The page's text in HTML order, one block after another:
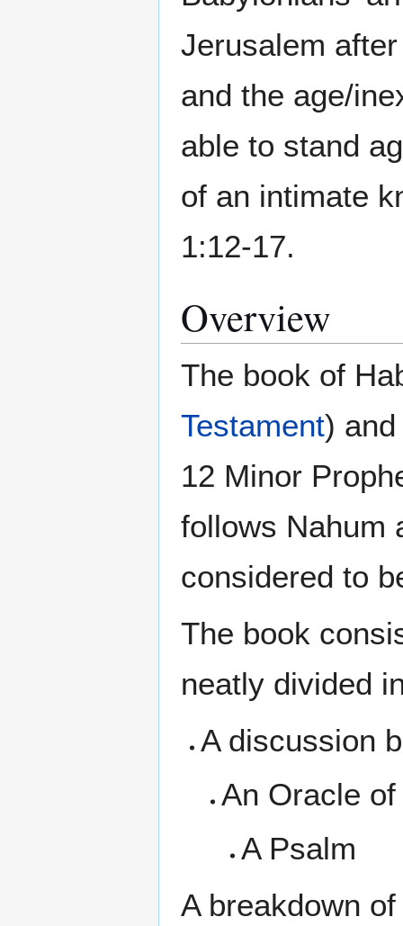
Jerusalem
and the age/
able to stand
of an intimate
1:12-17.
Overview
The book of
Testament)
12 Minor
follows Nahum
considered to
The book
neatly divided
A discussion
An Oracle of
A Psalm
A breakdown